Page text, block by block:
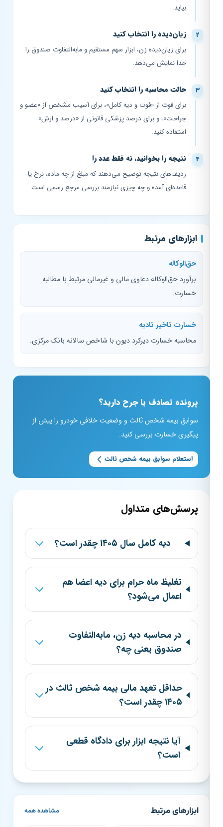
بیاید.
زیان‌دیده را انتخاب کنید
برای زیان‌دیده زن، ابزار سهم مستقیم و مابه‌التفاوت صندوق را
جدا نمایش می‌دهد.
حالت محاسبه را انتخاب کنید
برای فوت از «فوت و دیه کامل»، برای آسیب مشخص از «عضو و
جراحت»، و برای درصد پزشکی قانونی از «درصد و ارش»
استفاده کنید.
نتیجه را بخوانید، نه فقط عدد را
ردیف‌های نتیجه توضیح می‌دهند که مبلغ از چه ماده، نرخ یا
قاعده‌ای آمده و چه چیزی نیازمند بررسی مرجع رسمی است.
ابزارهای مرتبط
حق‌الوکاله
برآورد حق‌الوکاله دعاوی مالی و غیرمالی مرتبط با مطالبه
خسارت.
خسارت تاخیر تادیه
محاسبه خسارت دیرکرد دیون با شاخص سالانه بانک مرکزی.
پرونده تصادف یا جرح دارید؟
سوابق بیمه شخص ثالث و وضعیت خلافی خودرو را پیش از
پیگیری خسارت بررسی کنید.
استعلام سوابق بیمه شخص ثالث
پرسش‌های متداول
دیه کامل سال ۱۴۰۵ چقدر است؟
تغلیظ ماه حرام برای دیه اعضا هم
اعمال می‌شود؟
در محاسبه دیه زن، مابه‌التفاوت
صندوق یعنی چه؟
حداقل تعهد مالی بیمه شخص ثالث در
۱۴۰۵ چقدر است؟
آیا نتیجه ابزار برای دادگاه قطعی
است؟
ابزارهای مرتبط مشاهده همه